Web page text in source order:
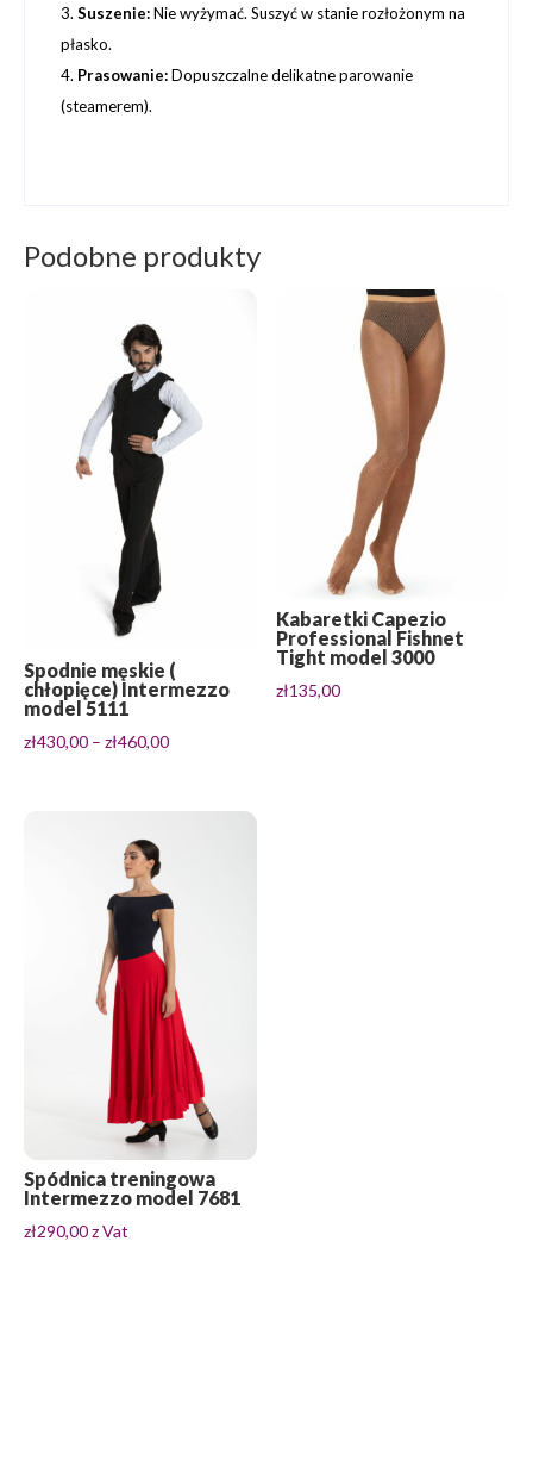
Suszenie:Nie wyżymać. Suszyć w stanie rozłożonym na
płasko.
Prasowanie:Dopuszczalne delikatne parowanie
(steamerem).
Podobne produkty
Spodnie męskie (
chłopięce) Intermezzo
model 5111
zł430,00 – zł460,00Zakres
Kabaretki Capezio
Professional Fishnet
Tight model 3000
zł135,00
Spódnica treningowa
Intermezzo model 7681
zł290,00z Vat